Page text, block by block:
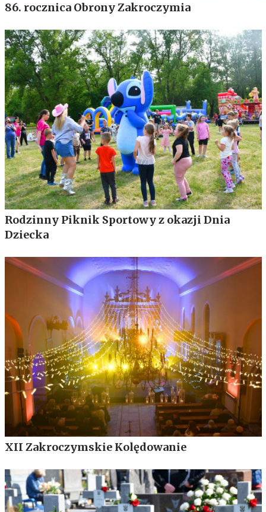
86. rocznica Obrony Zakroczymia
Rodzinny Piknik Sportowy z okazji Dnia
Dziecka
XII Zakroczymskie Kolędowanie